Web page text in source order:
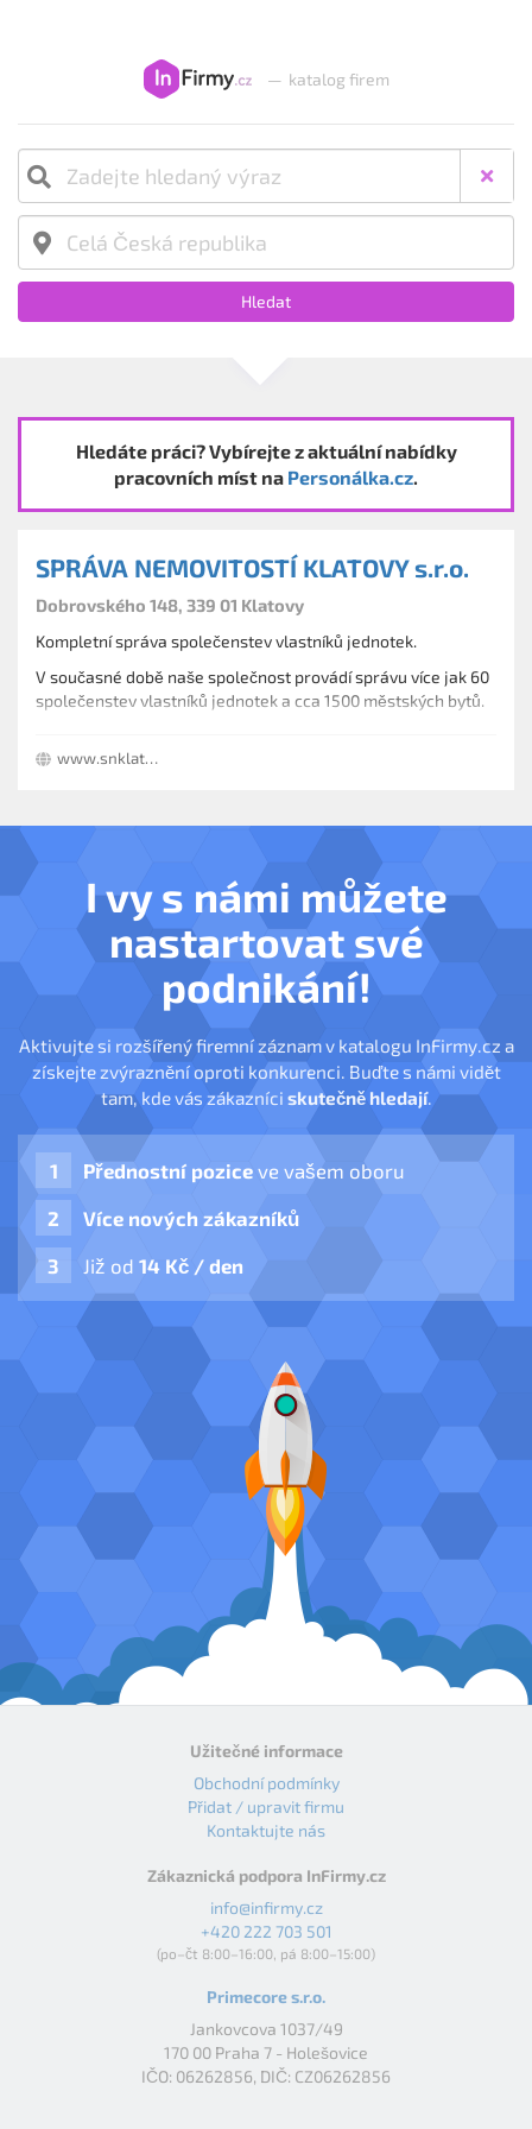
— katalog firem
Hledat
Hledáte práci? Vybírejte z aktuální nabídky
pracovních míst na Personálka.cz.
SPRÁVA NEMOVITOSTÍ KLATOVY s.r.o.
Dobrovského 148, 339 01 Klatovy
Kompletní správa společenstev vlastníků jednotek.
V současné době naše společnost provádí správu více jak 60
společenstev vlastníků jednotek a cca 1500 městských bytů.
www.snklatovy.cz
I vy s námi můžete
nastartovat své
podnikání!
Aktivujte si rozšířený firemní záznam v katalogu InFirmy.cz a
získejte zvýraznění oproti konkurenci. Buďte s námi vidět
tam, kde vás zákazníci skutečně hledají.
Přednostní pozice ve vašem oboru
Více nových zákazníků
Již od 14 Kč / den
Užitečné informace
Obchodní podmínky
Přidat / upravit firmu
Kontaktujte nás
Zákaznická podpora InFirmy.cz
info@infirmy.cz
+420 222 703 501
(po–čt 8:00–16:00, pá 8:00–15:00)
Primecore s.r.o.
Jankovcova 1037/49
170 00 Praha 7 - Holešovice
IČO: 06262856, DIČ: CZ06262856